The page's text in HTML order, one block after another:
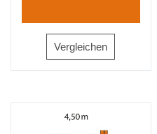
Vergleichen